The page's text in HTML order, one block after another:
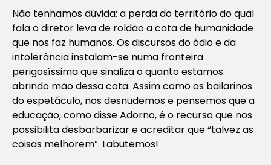
Não tenhamos dúvida: a perda do território do qual
fala o diretor leva de roldão a cota de humanidade
que nos faz humanos. Os discursos do ódio e da
intolerância instalam-se numa fronteira
perigosíssima que sinaliza o quanto estamos
abrindo mão dessa cota. Assim como os bailarinos
do espetáculo, nos desnudemos e pensemos que a
educação, como disse Adorno, é o recurso que nos
possibilita desbarbarizar e acreditar que “talvez as
coisas melhorem”. Labutemos!